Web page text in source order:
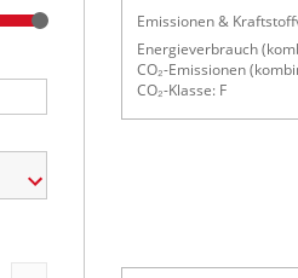
Emissionen &
Energieverbrauch
CO₂-Emissionen
CO₂-Klasse: F